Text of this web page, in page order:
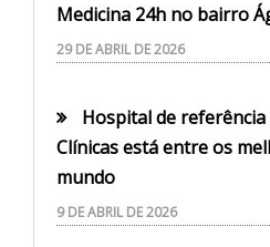
Medicina 24h no bairro
29 DE ABRIL DE 2026
Hospital de referência
Clínicas está entre os
mundo
9 DE ABRIL DE 2026